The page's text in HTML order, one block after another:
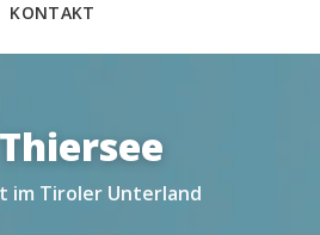
KONTAKT
im Tiroler Unterland